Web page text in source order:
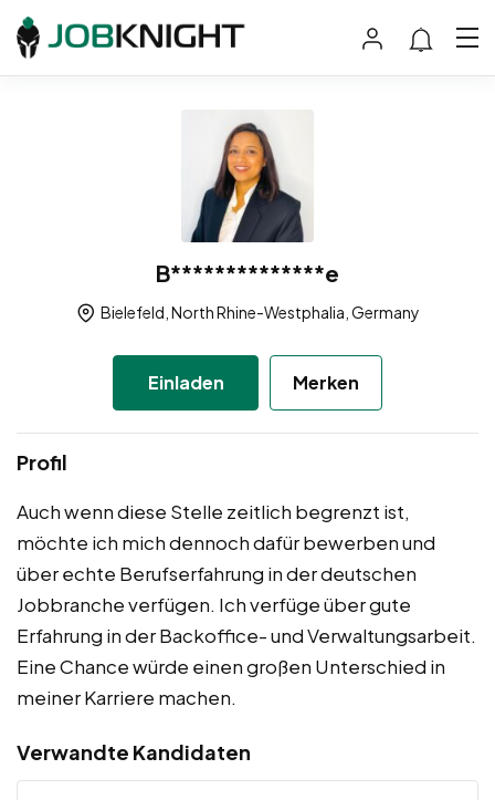
B**************e
Bielefeld, North Rhine-Westphalia, Germany
Einladen Merken
Profil
Auch wenn diese Stelle zeitlich begrenzt ist,
möchte ich mich dennoch dafür bewerben und
über echte Berufserfahrung in der deutschen
Jobbranche verfügen. Ich verfüge über gute
Erfahrung in der Backoffice- und Verwaltungsarbeit.
Eine Chance würde einen großen Unterschied in
meiner Karriere machen.
Verwandte Kandidaten